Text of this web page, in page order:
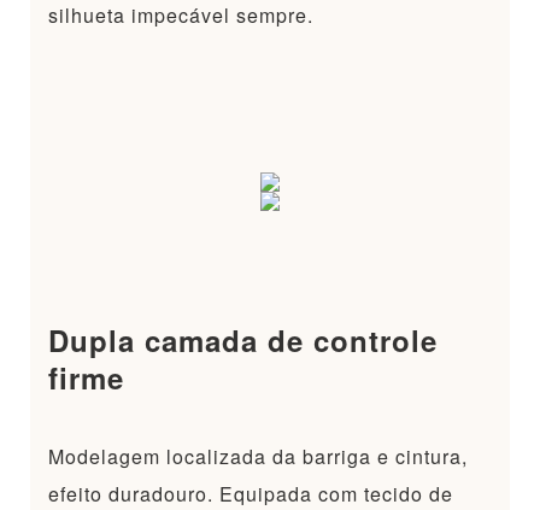
silhueta impecável sempre.
Dupla camada de controle
firme
Modelagem localizada da barriga e cintura,
efeito duradouro. Equipada com tecido de